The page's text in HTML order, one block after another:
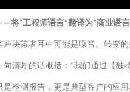
将“工程师语言”翻译为“商业语言
决策者耳中可能是噪音。转变的
清晰的话概括： “我们通过【独
是检测报告，更是典型客户的应